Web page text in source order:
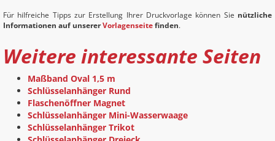
Für hilfreiche Tipps zur Erstellung Ihrer Druckvorlage können Sie nützliche
Informationen auf unsererVorlagenseitefinden.
Weitere interessante Seiten
Maßband Oval 1,5 m
Schlüsselanhänger Rund
Flaschenöffner Magnet
Schlüsselanhänger Mini-Wasserwaage
Schlüsselanhänger Trikot